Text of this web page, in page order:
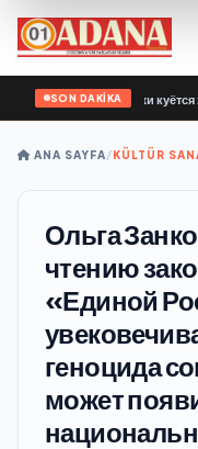
SON DAKİKA
у нашей молодёжи куётся
ANA SAYFA/KÜLTÜR
Ольга
чтению
«Единой
геноцида
может